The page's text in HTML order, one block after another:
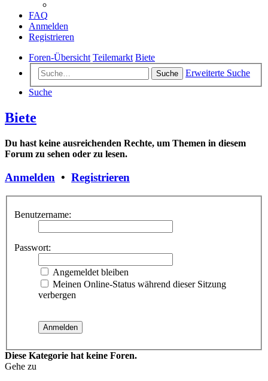
FAQ
Anmelden
Registrieren
Foren-Übersicht Teilemarkt Biete
Suche
Erweiterte Suche
Suche
Biete
Du hast keine ausreichenden Rechte, um Themen in diesem
Forum zu sehen oder zu lesen.
Anmelden • Registrieren
Benutzername:
Passwort:
Angemeldet bleiben
Meinen Online-Status während dieser Sitzung
verbergen
Diese Kategorie hat keine Foren.
Gehe zu